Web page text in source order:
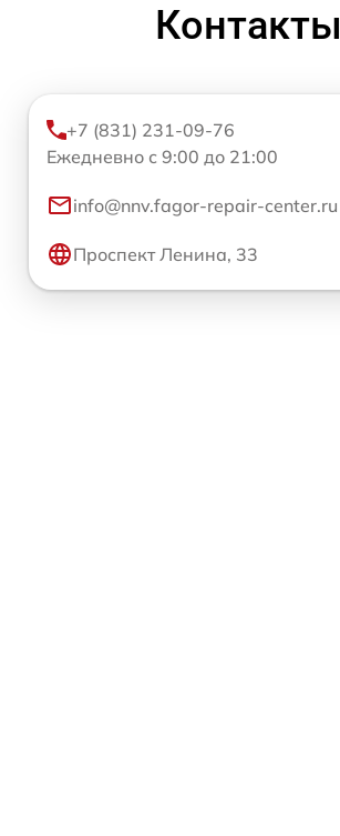
Контакты
+7 (831) 231-09-76
Ежедневно с 9:00 до 21:00
info@nnv.fagor-repair-center.ru
Проспект Ленина, 33